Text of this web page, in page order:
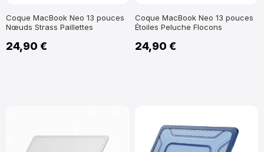
Coque MacBook Neo 13 pouces
Nœuds Strass Paillettes
24,90 €
Coque MacBook Neo 13 pouces
Étoiles Peluche Flocons
24,90 €